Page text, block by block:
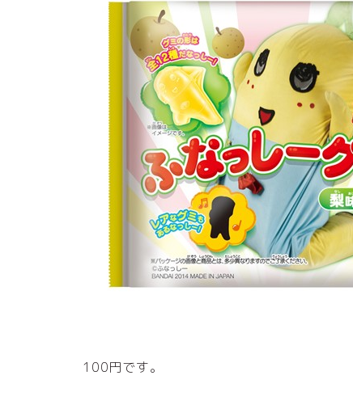
100円です。